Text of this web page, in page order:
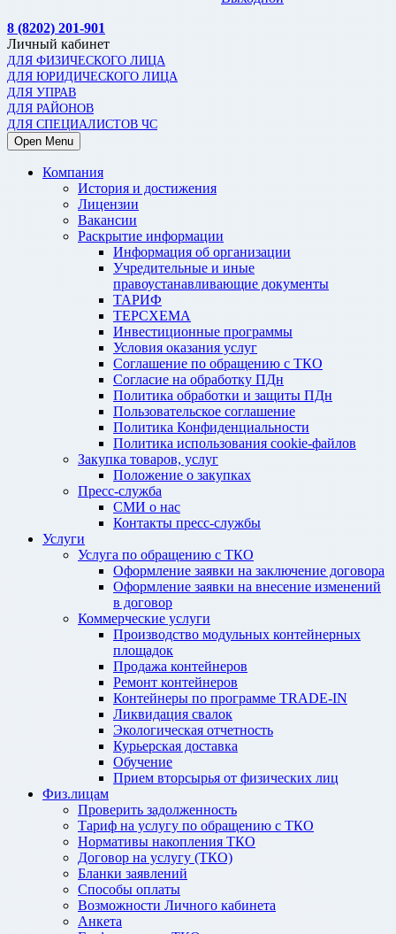
8 (8202) 201-901
Личный кабинет
ДЛЯ ФИЗИЧЕСКОГО ЛИЦА
ДЛЯ ЮРИДИЧЕСКОГО ЛИЦА
ДЛЯ УПРАВ
ДЛЯ РАЙОНОВ
ДЛЯ СПЕЦИАЛИСТОВ ЧС
Open Menu
Компания
История и достижения
Лицензии
Вакансии
Раскрытие информации
Информация об организации
Учредительные и иные
правоустанавливающие документы
ТАРИФ
ТЕРСХЕМА
Инвестиционные программы
Условия оказания услуг
Соглашение по обращению с ТКО
Согласие на обработку ПДн
Политика обработки и защиты ПДн
Пользовательское соглашение
Политика Конфиденциальности
Политика использования cookie-файлов
Закупка товаров, услуг
Положение о закупках
Пресс-служба
СМИ о нас
Контакты пресс-службы
Услуги
Услуга по обращению с ТКО
Оформление заявки на заключение договора
Оформление заявки на внесение изменений
в договор
Коммерческие услуги
Производство модульных контейнерных
площадок
Продажа контейнеров
Ремонт контейнеров
Контейнеры по программе TRADE-IN
Ликвидация свалок
Экологическая отчетность
Курьерская доставка
Обучение
Прием вторсырья от физических лиц
Физ.лицам
Проверить задолженность
Тариф на услугу по обращению с ТКО
Нормативы накопления ТКО
Договор на услугу (ТКО)
Бланки заявлений
Способы оплаты
Возможности Личного кабинета
Анкета